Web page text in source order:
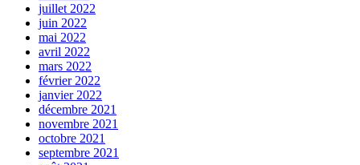
juillet 2022
juin 2022
mai 2022
avril 2022
mars 2022
février 2022
janvier 2022
décembre 2021
novembre 2021
octobre 2021
septembre 2021